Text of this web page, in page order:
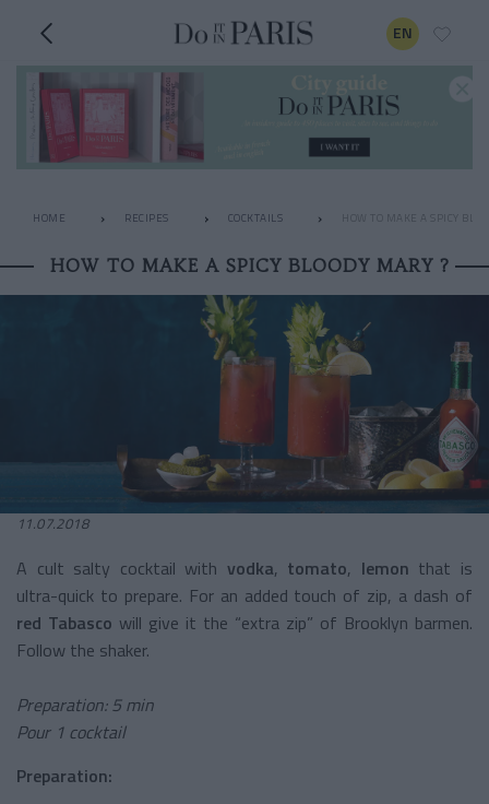
EN
HOME RECIPES COCKTAILS HOW TO MAKE A SPICY
HOW TO MAKE A SPICY BLOODY MARY ?
11.07.2018
A cult salty cocktail with vodka, tomato, lemon that is
ultra-quick to prepare. For an added touch of zip, a dash of
red Tabasco will give it the “extra zip” of Brooklyn barmen.
Follow the shaker.
Preparation: 5 min
Pour 1 cocktail
Preparation: